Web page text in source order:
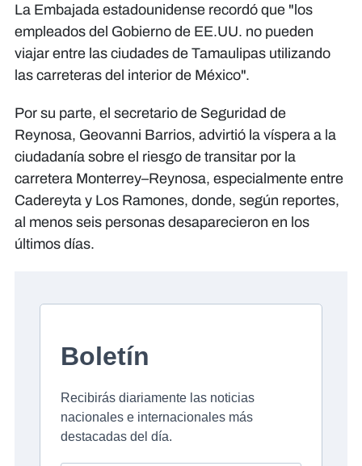
La Embajada estadounidense recordó que "los
empleados del Gobierno de EE.UU. no pueden
viajar entre las ciudades de Tamaulipas utilizando
las carreteras del interior de México".
Por su parte, el secretario de Seguridad de
Reynosa, Geovanni Barrios, advirtió la víspera a la
ciudadanía sobre el riesgo de transitar por la
carretera Monterrey–Reynosa, especialmente entre
Cadereyta y Los Ramones, donde, según reportes,
al menos seis personas desaparecieron en los
últimos días.